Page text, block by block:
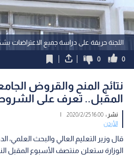
اللجنة حريقة على دراسة جميع الاعتراضات
0
0
نتائج المنح والقروض
المقبل.. تعرف على
نشر :16:00 2020/2/25
|
الأردن
قال وزير التعليم العالي والبحث العلمي،
الوزارة ستعلن منتصف الأسبوع المقبل